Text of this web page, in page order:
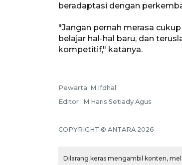
beradaptasi dengan
"Jangan pernah merasa
belajar hal-hal baru, dan
kompetitif," katanya.
Pewarta: M Ifdhal
Editor : M.Haris Setiady Agus
COPYRIGHT © ANTARA 2026
Dilarang keras mengambil konten,